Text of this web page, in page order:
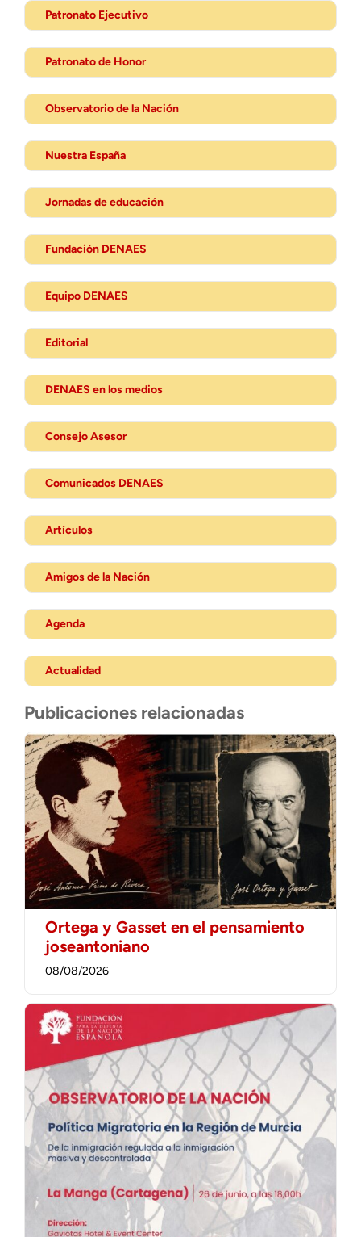
Patronato Ejecutivo
Patronato de Honor
Observatorio de la Nación
Nuestra España
Jornadas de educación
Fundación DENAES
Equipo DENAES
Editorial
DENAES en los medios
Consejo Asesor
Comunicados DENAES
Artículos
Amigos de la Nación
Agenda
Actualidad
Publicaciones relacionadas
Ortega y Gasset en el pensamiento
joseantoniano
08/08/2026